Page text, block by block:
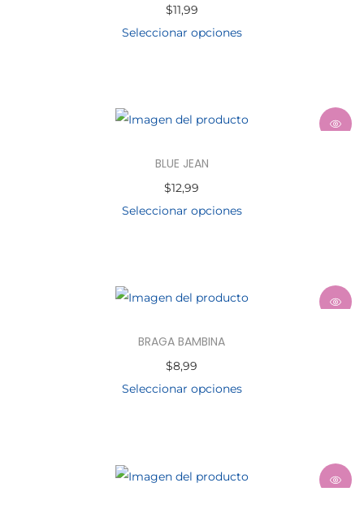
$11,99
Seleccionar opciones
BLUE JEAN
$12,99
Seleccionar opciones
BRAGA BAMBINA
$8,99
Seleccionar opciones